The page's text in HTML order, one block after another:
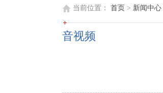
当前位置： 首页 > 新闻中心
音视频